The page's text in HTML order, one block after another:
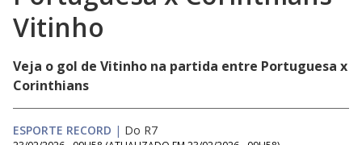
Vitinho
Veja o gol de Vitinho na partida entre Portuguesa x
Corinthians
ESPORTE RECORD | Do R7